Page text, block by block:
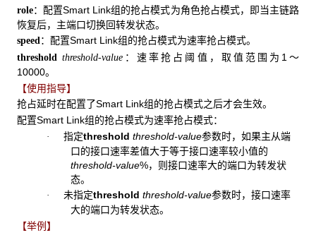
role：配置Smart Link组的抢占模式为角色抢占模式，即当主链路
恢复后，主端口切换回转发状态。
speed：配置Smart Link组的抢占模式为速率抢占模式。
threshold threshold-value ：速率抢占阈值，取值范围为1～
10000。
【使用指导】
抢占延时在配置了Smart Link组的抢占模式之后才会生效。
配置Smart Link组的抢占模式为速率抢占模式：
· 指定threshold threshold-value参数时，如果主从端
口的接口速率差值大于等于接口速率较小值的
threshold-value%，则接口速率大的端口为转发状
态。
· 未指定threshold threshold-value参数时，接口速率
大的端口为转发状态。
【举例】